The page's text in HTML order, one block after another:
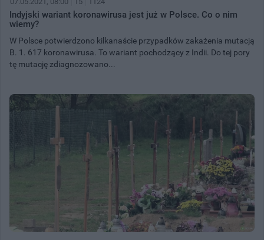
Indyjski wariant koronawirusa jest już w Polsce. Co o nim
wiemy?
W Polsce potwierdzono kilkanaście przypadków zakażenia mutacją
B. 1. 617 koronawirusa. To wariant pochodzący z Indii. Do tej pory
tę mutację zdiagnozowano...